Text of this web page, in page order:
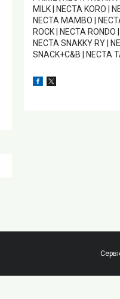
MILK | NECTA KORO |
NECTA MAMBO |
ROCK | NECTA
NECTA SNAKKY RY |
SNACK+C&B | NECTA